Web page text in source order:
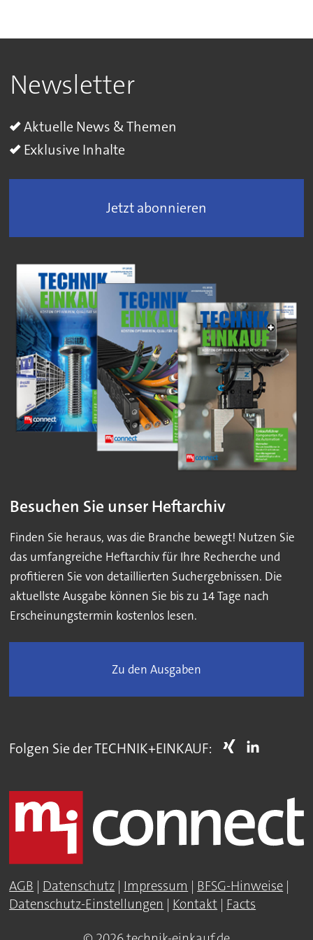
Newsletter
Aktuelle News & Themen
Exklusive Inhalte
Jetzt abonnieren
Besuchen Sie unser Heftarchiv
Finden Sie heraus, was die Branche bewegt! Nutzen Sie
das umfangreiche Heftarchiv für Ihre Recherche und
profitieren Sie von detaillierten Suchergebnissen. Die
aktuellste Ausgabe können Sie bis zu 14 Tage nach
Erscheinungstermin kostenlos lesen.
Zu den Ausgaben
Folgen Sie der TECHNIK+EINKAUF:
AGB | Datenschutz | Impressum | BFSG-Hinweise |
Datenschutz-Einstellungen | Kontakt | Facts